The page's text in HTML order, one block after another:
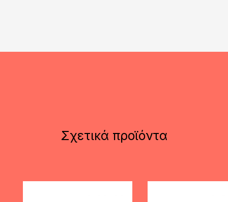
Σχετικά προϊόντα